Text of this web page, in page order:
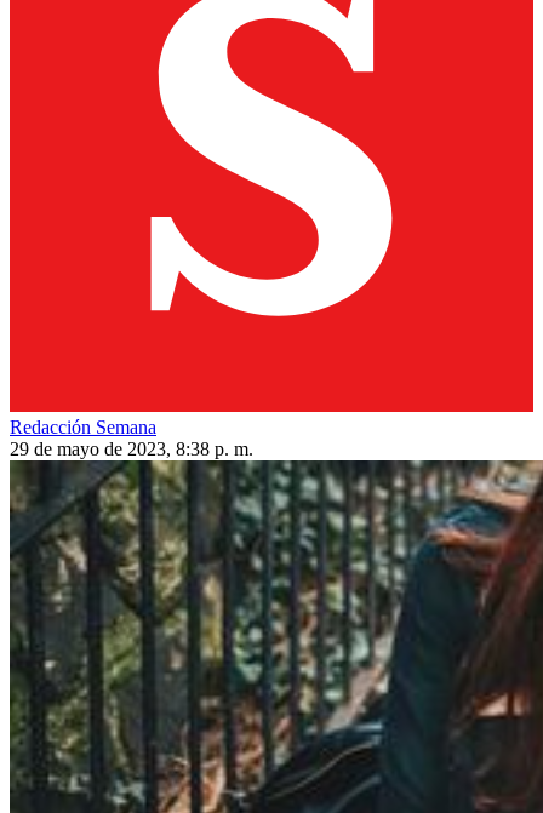
Redacción Semana
29 de mayo de 2023, 8:38 p. m.